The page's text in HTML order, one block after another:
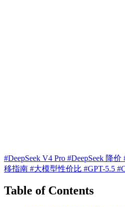
#DeepSeek V4 Pro #DeepSeek 降价
移指南 #大模型性价比 #GPT-5.5
Table of Contents